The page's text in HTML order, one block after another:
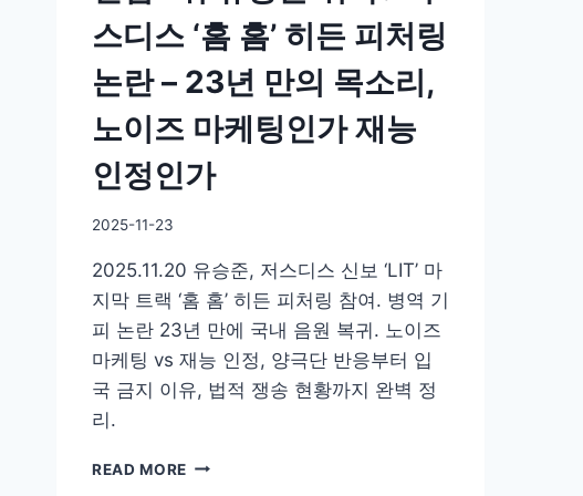
스디스 ‘홈 홈’ 히든 피처링
논란 – 23년 만의 목소리,
노이즈 마케팅인가 재능
인정인가
By
이
슈
2025-11-23
2025.11.20 유승준, 저스디스 신보 ‘LIT’ 마
지막 트랙 ‘홈 홈’ 히든 피처링 참여. 병역 기
피 논란 23년 만에 국내 음원 복귀. 노이즈
마케팅 vs 재능 인정, 양극단 반응부터 입
국 금지 이유, 법적 쟁송 현황까지 완벽 정
리.
READ MORE 실